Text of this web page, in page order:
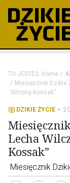
TU JESTEŚ: Home
Miesięcznik Dzikie
Simoną Kossak”
DZIKIE ŻYCIE
Lecha
Kossak”
Miesięcznik